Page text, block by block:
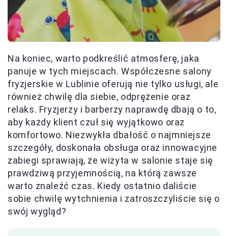
Na koniec, warto podkreślić atmosferę, jaka
panuje w tych miejscach. Współczesne salony
fryzjerskie w Lublinie oferują nie tylko usługi, ale
również chwilę dla siebie, odprężenie oraz
relaks. Fryzjerzy i barberzy naprawdę dbają o to,
aby każdy klient czuł się wyjątkowo oraz
komfortowo. Niezwykła dbałość o najmniejsze
szczegóły, doskonała obsługa oraz innowacyjne
zabiegi sprawiają, że wizyta w salonie staje się
prawdziwą przyjemnością, na którą zawsze
warto znaleźć czas. Kiedy ostatnio daliście
sobie chwilę wytchnienia i zatroszczyliście się o
swój wygląd?